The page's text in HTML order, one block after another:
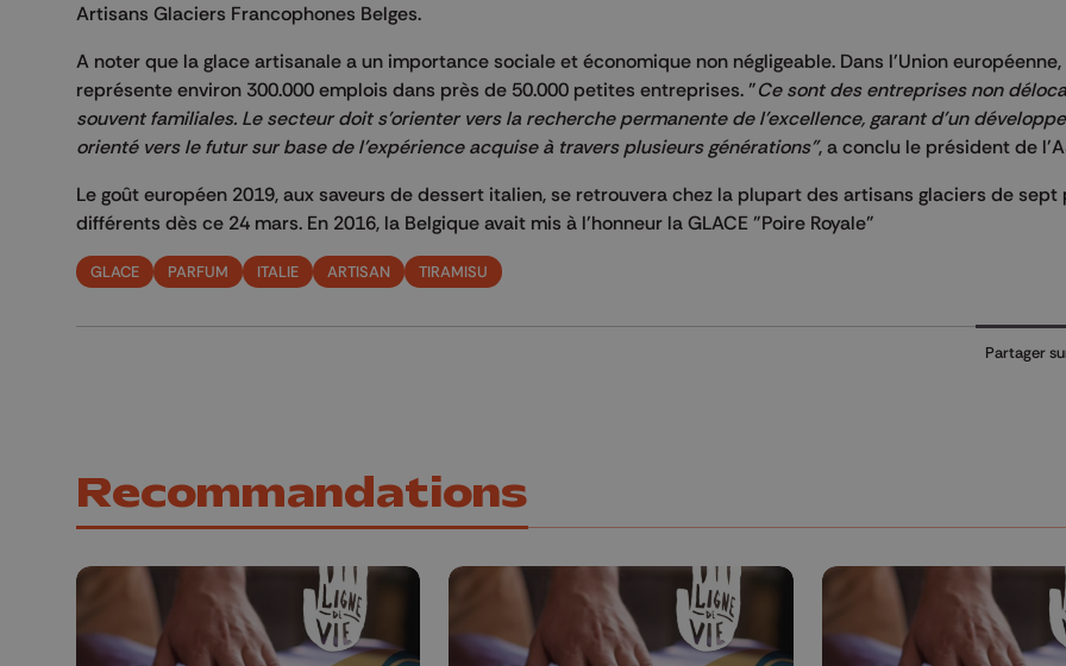
Artisans Glaciers Francophones Belges.
A noter que la glace artisanale a un importance sociale et économique non négligeable. Dans l'Union
représente environ 300.000 emplois dans près de 50.000 petites entreprises. "Ce sont des entreprises non
souvent familiales. Le secteur doit s'orienter vers la recherche permanente de l'excellence, garant d'un
orienté vers le futur sur base de l'expérience acquise à travers plusieurs générations", a conclu le président de
Le goût européen 2019, aux saveurs de dessert italien, se retrouvera chez la plupart des artisans glaciers de sept
différents dès ce 24 mars. En 2016, la Belgique avait mis à l'honneur la GLACE "Poire Royale"
GLACE PARFUM ITALIE ARTISAN TIRAMISU
Partager
Recommandations